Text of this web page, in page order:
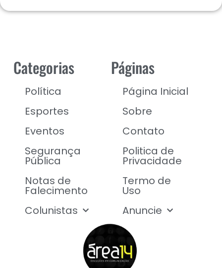
Categorias
Política
Esportes
Eventos
Segurança
Pública
Notas de
Falecimento
Colunistas
Páginas
Página Inicial
Sobre
Contato
Politica de
Privacidade
Termo de
Uso
Anuncie